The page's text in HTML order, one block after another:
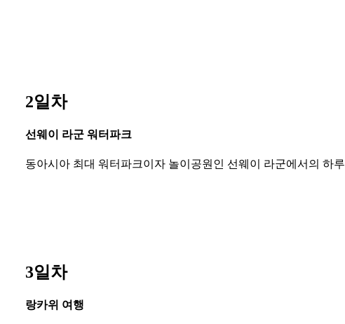
2일차
선웨이 라군 워터파크
동아시아 최대 워터파크이자 놀이공원인 선웨이 라군에서의 하루
3일차
랑카위 여행